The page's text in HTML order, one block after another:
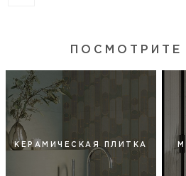
КЕРАМИЧЕСКАЯ ПЛИТКА